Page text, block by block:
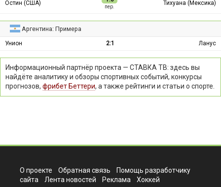
Остин (США)
пер.
Тихуана (Мексика)
Аргентина: Примера
Унион 2:1 Ланус
Информационный партнёр проекта — СТАВКА ТВ: здесь вы
найдёте аналитику и обзоры спортивных событий, конкурсы
прогнозов, фрибет Беттери, а также рейтинги и статьи о спорте.
О проекте Обратная связь
Помощь разработчику
сайта
Лента новостей Реклама Хоккей